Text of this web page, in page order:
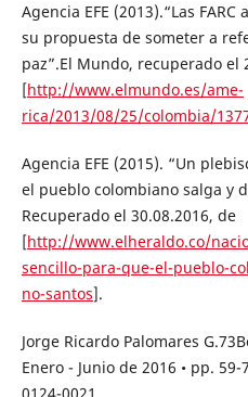
Agencia EFE (2013).“Las
su propuesta de someter a
paz”.El Mundo, recuperado el
[http://www.elmundo.es/ame-
rica/2013/08/25/colombia/
Agencia EFE (2015). “Un
el pueblo colombiano salga y
Recuperado el 30.08.2016, de
[http://www.elheraldo.co/
sencillo-para-que-el-pueblo-
no-santos].
Jorge Ricardo Palomares
Enero - Junio de 2016 • pp. 59-